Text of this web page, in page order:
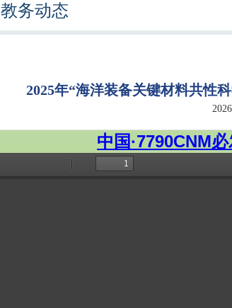
教务动态
2025年“海洋装备关键材料共性